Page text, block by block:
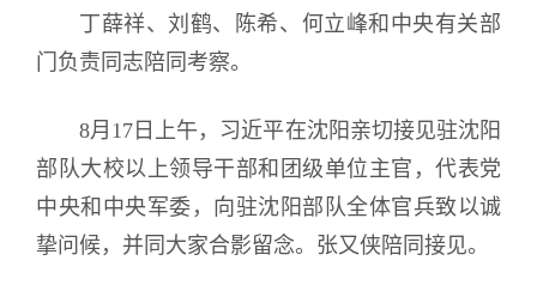
丁薛祥、刘鹤、陈希、何立峰和中央有关部
门负责同志陪同考察。
8月17日上午，习近平在沈阳亲切接见驻沈阳
部队大校以上领导干部和团级单位主官，代表党
中央和中央军委，向驻沈阳部队全体官兵致以诚
挚问候，并同大家合影留念。张又侠陪同接见。